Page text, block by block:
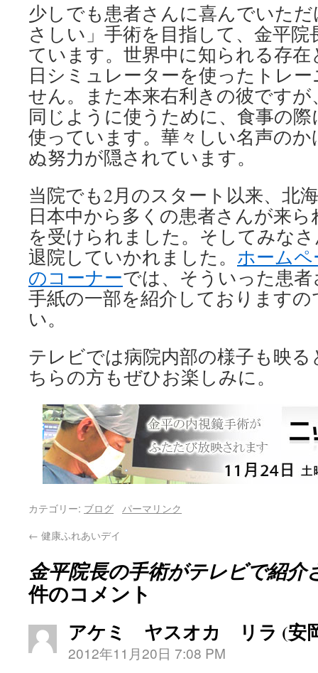
少しでも患者さんに喜んでいた
さしい」手術を目指して、金平
ています。世界中に知られる存
日シミュレーターを使ったトレ
せん。また本来右利きの彼です
同じように使うために、食事の
使っています。華々しい名声の
ぬ努力が隠されています。
当院でも2月のスタート以来、北
日本中から多くの患者さんが来
を受けられました。そしてみな
退院していかれました。 ホームペ
のコーナーでは、そういった患
手紙の一部を紹介しております
い。
テレビでは病院内部の様子も映
ちらの方もぜひお楽しみに。
カテゴリー: ブログ
パーマリンク
← 健康ふれあいデイ
金平院長の手術がテレビで紹介
件のコメント
アケミ ヤスオカ リラ (安
2012年11月20日 7:08 PM